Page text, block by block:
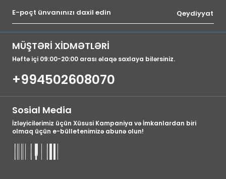
MÜŞTƏRİ XİDMƏTLƏRİ
Həftə içi 09:00-20:00 arası əlaqə saxlaya bilərsiniz.
+994502608070
Qeydiyyat
Sosial Media
İzləyicilərimiz üçün Xüsusi Kampaniya və İmkanlardan biri
olmaq üçün e-bülletenimizə abunə olun!